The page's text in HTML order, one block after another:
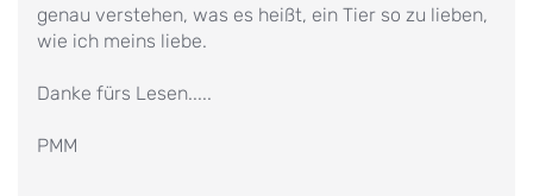
genau verstehen, was es heißt, ein Tier so zu lieben,
wie ich meins liebe.
Danke fürs Lesen.....
PMM